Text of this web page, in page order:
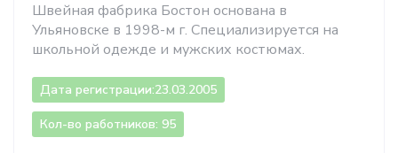
Швейная фабрика Бостон основана в
Ульяновске в 1998-м г. Специализируется на
школьной одежде и мужских костюмах.
Дата регистрации:23.03.2005
Кол-во работников: 95